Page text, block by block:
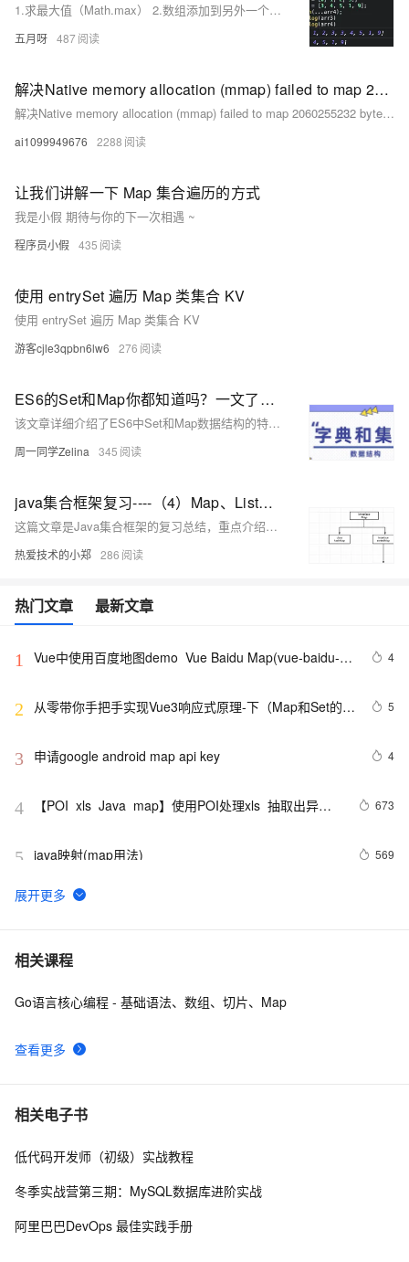
1.求最大值（Math.max） 2.数组添加到另外一个数组的尾部（...扩展符） 3.复制数组 3.1数组直接赋值 3.2 es5通过concat方法进行克隆，不会影响原来数组 3.3 es6通过扩展字符串来实现克隆 4.用Object.keys清空对象的属性值 5.forEach，遍历数组，无返回值，不改变原数组 6.map遍历数组，返回新数组，不改变原数组 7.filter，过滤掉数组不符合条件的值，返回新数组，不改变原数组 8.reduce 9 some（） 10.every
五月呀 487
解决Native memory allocation (mmap) failed to map 2060255232 bytes for committing reserved memory.
解决Native memory allocation (mmap) failed to map 2060255232 bytes for committing reserved memory.
ai1099949676 2288
让我们讲解一下 Map 集合遍历的方式
我是小假 期待与你的下一次相遇 ~
程序员小假 435
使用 entrySet 遍历 Map 类集合 KV
使用 entrySet 遍历 Map 类集合 KV
游客cjle3qpbn6lw6 276
ES6的Set和Map你都知道吗？一文了解集合和字典在前端中的应用
该文章详细介绍了ES6中Set和Map数据结构的特性和使用方法，并探讨了它们在前端开发中的具体应用，包括如何利用这些数据结构来解决常见的编程问题。
周一同学Zelina 345
java集合框架复习----（4）Map、List、set
这篇文章是Java集合框架的复习总结，重点介绍了Map集合的特点和HashMap的使用，以及Collections工具类的使用示例，同时回顾了List、Set和Map集合的概念和特点，以及Collection工具类的作用。
热爱技术的小郑 286
热门文章 最新文章
1
Vue中使用百度地图demo  Vue Baidu Map(vue-baidu-
4
2
从零带你手把手实现Vue3响应式原理-下（Map和Set的处
5
3 申请google android map api key 4
4
【POI  xls  Java  map】使用POI处理xls  抽取出异常
高度
673
5 java映射(map用法) 569
6
LeetCode 169 Majority Element（主要元素）（vector、
7 Java中容器学习(一) —— Collection和Map
8 Map 3D 2013中的AcMapMap.GroupModified 和
9 STL之map
10
相关课程
查看更多
Go语言核心编程 - 基础语法、数组、切片、Map
相关电子书
低代码开发师（初级）实战教程
冬季实战营第三期：MySQL数据库进阶实战
阿里巴巴DevOps 最佳实践手册